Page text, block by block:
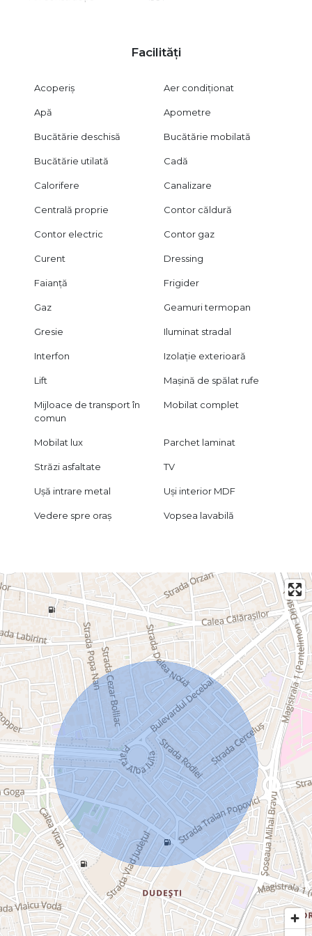
Stație STB chiar vis-a-vis de bloc
Locație excelentă pentru persoane care lucrează în zona
Loc de parcare stradal pe bretea, cu posibilitate abonament
lunar
Pentru detalii suplimentare și programarea unei vizionări,
contactați B-North Real Estate.
Facilități
Acoperiș Aer condiționat
Apă Apometre
Bucătărie deschisă Bucătărie mobilată
Bucătărie utilată Cadă
Calorifere Canalizare
Centrală proprie Contor căldură
Contor electric Contor gaz
Curent Dressing
Faianță Frigider
Gaz Geamuri termopan
Gresie Iluminat stradal
Interfon Izolație exterioară
Lift Mașină de spălat rufe
Mijloace de transport în
comun
Mobilat complet
Mobilat lux Parchet laminat
Străzi asfaltate TV
Ușă intrare metal Uși interior MDF
Vedere spre oraș Vopsea lavabilă